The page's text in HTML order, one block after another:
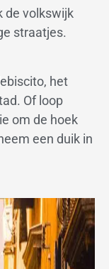
de volkswijk
straatjes.
het
Of loop
om de hoek
een duik in